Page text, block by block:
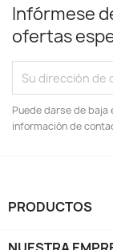
Infórmese
ofertas
Puede darse de baja
información de
PRODUCTOS